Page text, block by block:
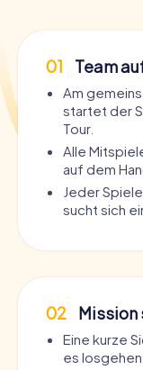
01 Team
Am
startet der
Tour.
Alle
auf dem
Jeder
sucht sich
02 Mission
Eine kurze
es losgehen.